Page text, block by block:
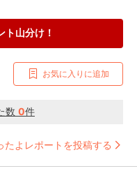
ト山分け！
お気に入りに追加
数 0件
たよレポートを投稿する